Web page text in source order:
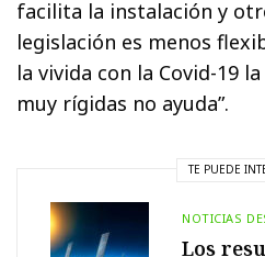
facilita la instalación y
legislación es menos
la vivida con la Covid-19
muy rígidas no ayuda”.
TE PUEDE
NOTICIAS
Los